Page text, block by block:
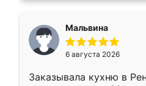
Мальвина
6 августа 2026
Заказывала кухню в